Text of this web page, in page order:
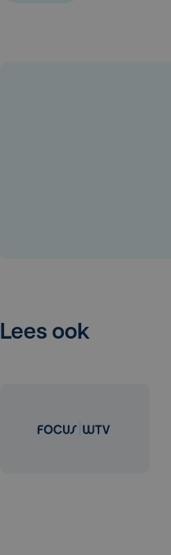
Lees ook